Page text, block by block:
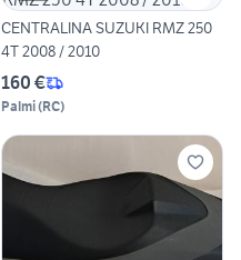
CENTRALINA SUZUKI RMZ 250
4T 2008 / 2010
160 €
Palmi(RC)